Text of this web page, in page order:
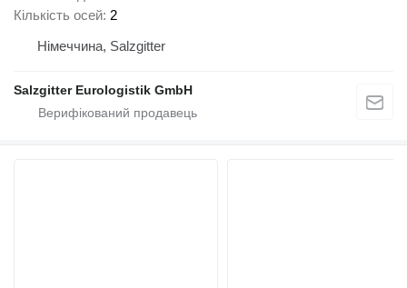
Кількість осей 2
Німеччина, Salzgitter
Salzgitter Eurologistik GmbH